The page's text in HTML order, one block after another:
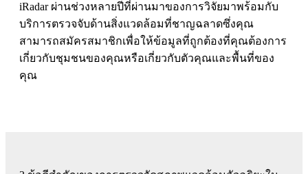
iRadar ผ่านช่วงหลายปีที่ผ่านมาของการวิจัยมาพร้อมกับ
บริการตรวจจับด้านสิ่งแวดล้อมที่ชาญฉลาดซึ่งคุณ
สามารถสมัครสมาชิกเพื่อให้ข้อมูลที่ถูกต้องที่คุณต้องการ
เกี่ยวกับชุมชนของคุณหรือเกี่ยวกับตัวคุณและพื้นที่ของ
คุณ